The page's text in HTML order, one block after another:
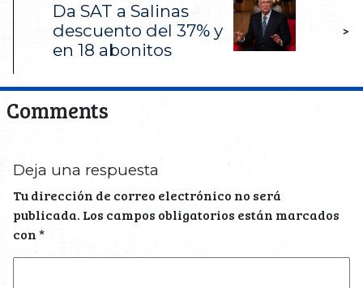
Da SAT a Salinas
descuento del 37% y
en 18 abonitos
>
Comments
Deja una respuesta
Tu dirección de correo electrónico no será
publicada. Los campos obligatorios están marcados
con*